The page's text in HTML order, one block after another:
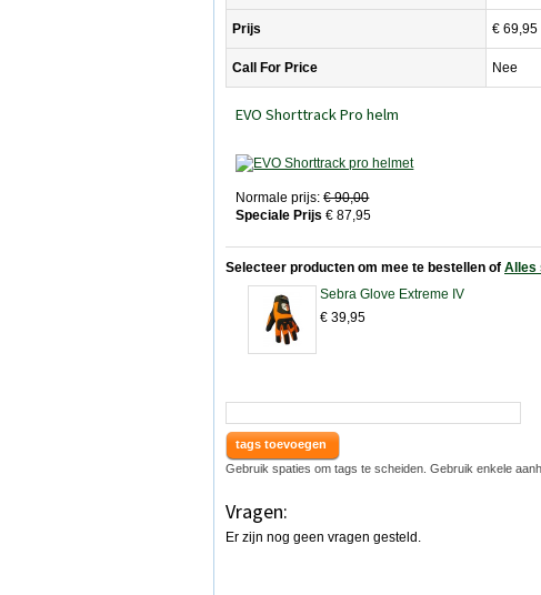
Prijs € 69,95
Call For Price Nee
EVO Shorttrack Pro helm
Normale prijs: € 90,00
Speciale Prijs € 87,95
Selecteer producten om mee te bestellen of Alles
Sebra Glove Extreme IV
€ 39,95
tags toevoegen
Gebruik spaties om tags te scheiden. Gebruik enkele
Vragen:
Er zijn nog geen vragen gesteld.